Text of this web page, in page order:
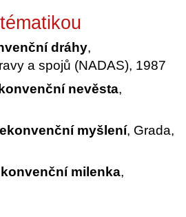
dráhy,
a spojů (NADAS), 1987
nevěsta,
myšlení, Grada,
milenka,